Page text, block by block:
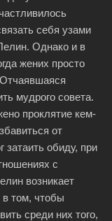
себя узами
Однако и в
жених просто
мудрого совета.
проклятие кем-
от
затаить обиду, при
с
возникает
в том, чтобы
среди них того,